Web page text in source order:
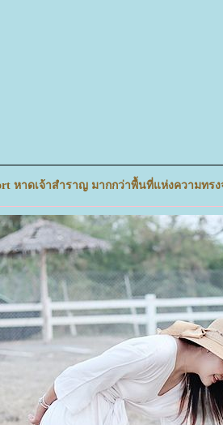
หาดเจ้าสำราญ มากกว่าพื้นที่แห่งความทรง